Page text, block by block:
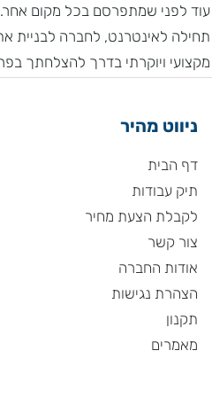
עוד לפני שמתפרסם בכל מקום
תחילה לאינטרנט, לחברה לבניית
מקצועי ויוקרתי בדרך להצלחתך
ניווט מהיר
דף הבית
תיק עבודות
לקבלת הצעת מחיר
צור קשר
אודות החברה
הצהרת נגישות
תקנון
מאמרים